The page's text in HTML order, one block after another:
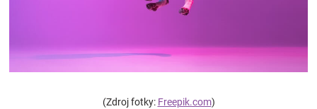
oblečení
(Zdroj fotky: Freepik.com)